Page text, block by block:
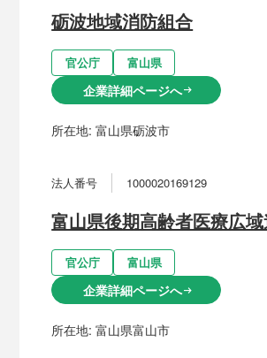
砺波地域消防組合
官公庁 富山県
企業詳細ページへarrow_right_alt
所在地:富山県砺波市
法人番号 1000020169129
富山県後期高齢者医療広
官公庁 富山県
企業詳細ページへarrow_right_alt
所在地:富山県富山市